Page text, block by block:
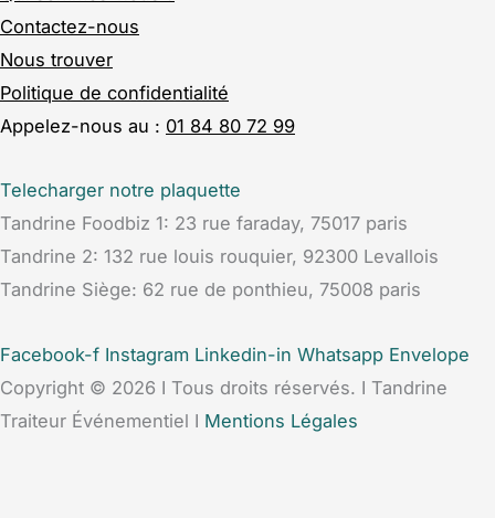
Contactez-nous
Nous trouver
Politique de confidentialité
Appelez-nous au : 01 84 80 72 99
Telecharger notre plaquette
Tandrine Foodbiz 1: 23 rue faraday, 75017 paris
Tandrine 2: 132 rue louis rouquier, 92300 Levallois
Tandrine Siège: 62 rue de ponthieu, 75008 paris
Facebook-f Instagram Linkedin-in Whatsapp Envelope
Copyright © 2026 I Tous droits réservés. I Tandrine
Traiteur Événementiel I Mentions Légales